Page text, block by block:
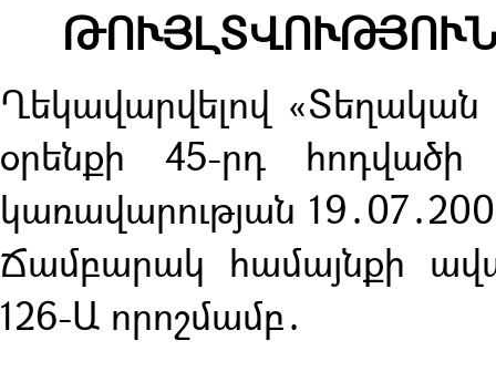
Ղեկավարվելով
օրենքի 45-րդ
կառավարության
Ճամբարակ համայնքի
126-Ա որոշմամբ․